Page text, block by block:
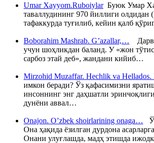
Umar Xayyom.RuboiylarБуюк Умар
таваллудининг 970 йиллиги олдидан
тафаккурда туғилиб, кейин қалб
Boborahim Mashrab. G’azallar,…
учун шоҳликдан баланд. У «жон
сарбоз этай деб», жандани кийиб…
Mirzohid Muzaffar. Hechlik va Hellados.
имкон беради? Ўз қафасимизни
инсоннинг энг даҳшатли
дунёни аввал…
Onajon. O’zbek shoirlarining onaga…
Она ҳақида ёзилган дурдона
Онани улуғлашда, мадҳ этишда